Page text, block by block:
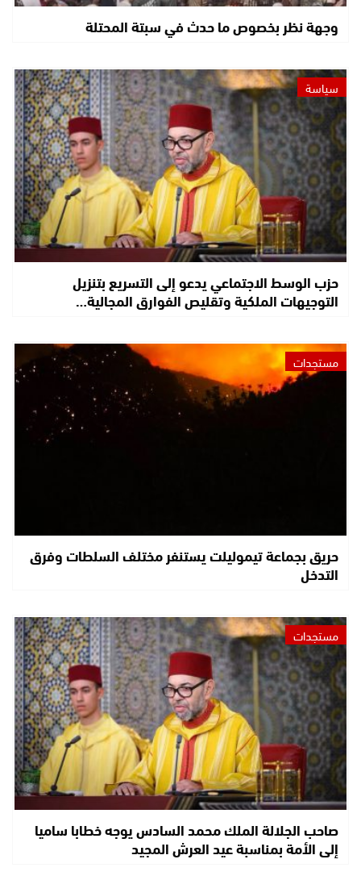
وجهة نظر بخصوص ما حدث في سبتة المحتلة
سياسة
حزب الوسط الاجتماعي يدعو إلى التسريع بتنزيل
التوجيهات الملكية وتقليص الفوارق المجالية…
مستجدات
حريق بجماعة تيموليلت يستنفر مختلف السلطات وفرق
التدخل
مستجدات
صاحب الجلالة الملك محمد السادس يوجه خطابا ساميا
إلى الأمة بمناسبة عيد العرش المجيد